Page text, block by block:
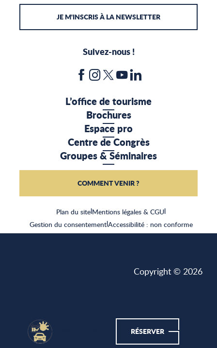
CASSIS MALIN RÉSERVER
JE M'INSCRIS À LA NEWSLETTER
Suivez-nous !
Plan du site|Mentions légales & CGU|
Gestion du consentement|Accessibilité : non conforme
L’office de tourisme
Brochures
Espace pro
Centre de Congrès
Groupes & Séminaires
COMMENT VENIR ?
Copyright © 2026